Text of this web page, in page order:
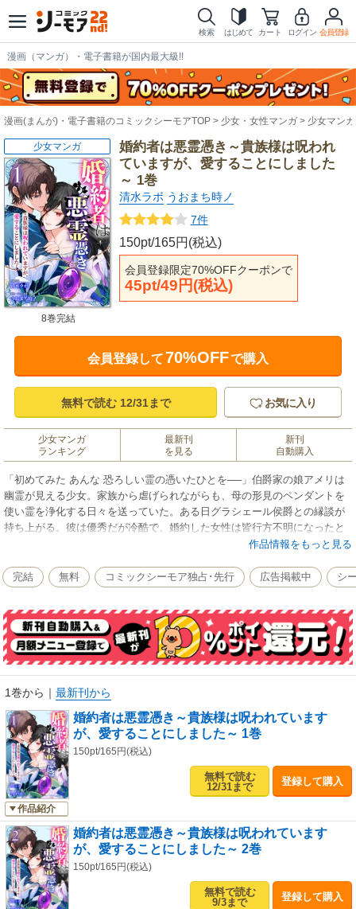
検索 はじめて カート ログイン 会員登録
漫画（マンガ）・電子書籍が国内最大級!!
漫画(まんが)・電子書籍のコミックシーモアTOP 少女・女性マンガ 少女マンガ
婚約者は悪霊憑き～貴族様は呪われ
ていますが、愛することにしました
～ 1巻
清水ラボ うおまち時ノ
7件
150pt/165円(税込)
会員登録限定70%OFFクーポンで
45pt/49円(税込)
少女マンガ
8巻完結
会員登録して70%OFFで購入
無料で読む 12/31まで お気に入り
少女マンガ
ランキング
最新刊
を見る
新刊
自動購入
「初めてみた あんな 恐ろしい霊の憑いたひとを──」伯爵家の娘アメリは
幽霊が見える少女。家族から虐げられながらも、母の形見のペンダントを
使い霊を浄化する日々を送っていた。ある日グラシェール侯爵との縁談が
持ち上がる。彼は優秀だが冷酷で、婚約した女性は皆行方不明になったと
いう「呪いの侯爵」の噂もあった。自分などどうなってもいい──縁談を受
が…！憑りつかれた侯爵に嫁ぐ心霊少女アメリの行く末は──？！
作品情報をもっと見る
完結 無料 コミックシーモア独占･先行 広告掲載中 シ
1巻から ｜ 最新刊から
作品紹介
婚約者は悪霊憑き～貴族様は呪われています
が、愛することにしました～ 1巻
150pt/165円(税込)
無料で読む
12/31まで
登録して購入
婚約者は悪霊憑き～貴族様は呪われています
が、愛することにしました～ 2巻
150pt/165円(税込)
無料で読む
9/3まで
登録して購入